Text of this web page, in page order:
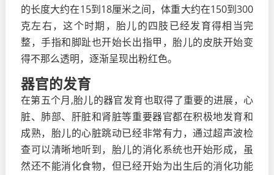
的长度大约在15到18厘米之间，体重大约在150到300
克左右，这个时期，胎儿的四肢已经发育得相当完
整，手指和脚趾也开始长出指甲，胎儿的皮肤开始变
得不那么透明，逐渐呈现出粉红色。
器官的发育
在第五个月,胎儿的器官发育也取得了重要的进展，心
脏、肺部、肝脏和肾脏等重要器官都在积极地发育和
成熟，胎儿的心脏跳动已经非常有力，通过超声波检
查可以清晰地听到，胎儿的消化系统也开始形成，虽
然还不能消化食物，但已经开始为出生后的消化功能